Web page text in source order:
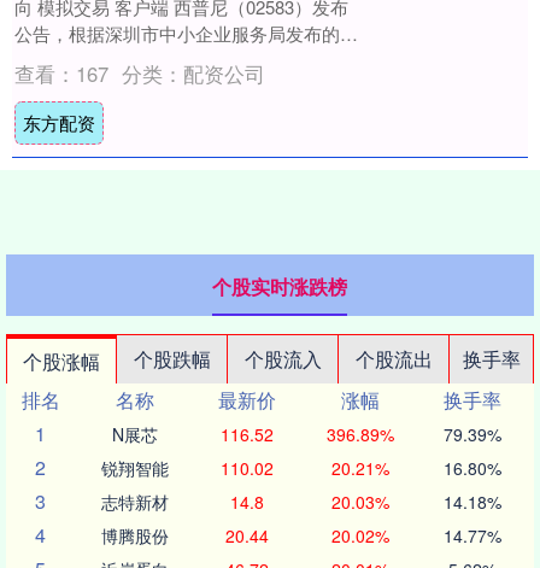
向 模拟交易 客户端 西普尼（02583）发布
公告，根据深圳市中小企业服务局发布的
《关于深圳市第七批专精特新“小巨人....
查看： 167 分类： 配资公司
东方配资
个股实时涨跌榜
个股涨幅 个股跌幅 个股流入 个股流出
换手率
排名
名称 最新价 涨幅
换手率
1
N展芯 116.52 396.89% 79.39%
2 锐翔智能 110.02 20.21% 16.80%
3 志特新材 14.8 20.03% 14.18%
4 博腾股份 20.44 20.02% 14.77%